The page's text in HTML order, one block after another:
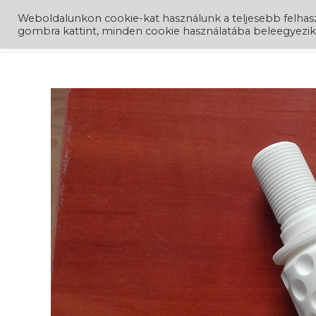
MIÉRT
Weboldalunkon cookie-kat használunk a teljesebb
gombra kattint, minden cookie használatába